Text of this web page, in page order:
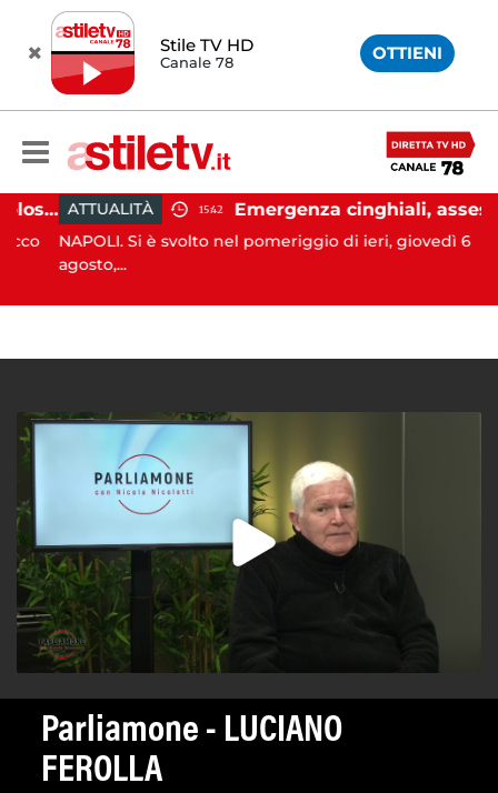
Stile TV HD
Canale 78 OTTIENI
Salerno, colpi di pistola esplosi a Pastena: paura tra i residenti ATTUALITÀ 15:42 Emergenza cinghiali, assessora Serluca: “Al via il Tavolo tecnico permanente della Regione Campania”
NAPOLI. Si è svolto nel pomeriggio di ieri, giovedì 6
agosto,...
Parliamone - LUCIANO
FEROLLA